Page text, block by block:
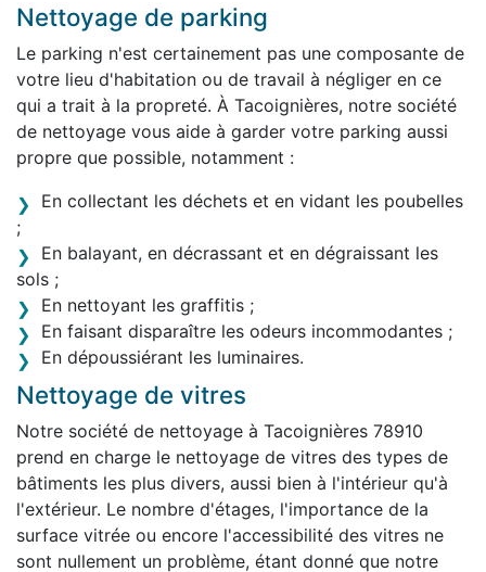
Nettoyage de parking
Le parking n'est certainement pas une composante de
votre lieu d'habitation ou de travail à négliger en ce
qui a trait à la propreté. À Tacoignières, notre société
de nettoyage vous aide à garder votre parking aussi
propre que possible, notamment :
En collectant les déchets et en vidant les poubelles
;
En balayant, en décrassant et en dégraissant les
sols ;
En nettoyant les graffitis ;
En faisant disparaître les odeurs incommodantes ;
En dépoussiérant les luminaires.
Nettoyage de vitres
Notre société de nettoyage à Tacoignières 78910
prend en charge le nettoyage de vitres des types de
bâtiments les plus divers, aussi bien à l'intérieur qu'à
l'extérieur. Le nombre d'étages, l'importance de la
surface vitrée ou encore l'accessibilité des vitres ne
sont nullement un problème, étant donné que notre